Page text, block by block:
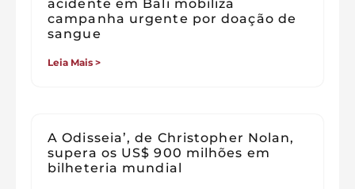
acidente em Bali mobiliza
campanha urgente por doação de
sangue
Leia Mais >
A Odisseia’, de Christopher Nolan,
supera os US$ 900 milhões em
bilheteria mundial